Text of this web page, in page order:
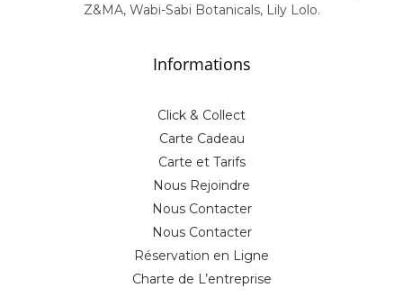
Z&MA, Wabi-Sabi Botanicals, Lily Lolo.
Informations
Click & Collect
Carte Cadeau
Carte et Tarifs
Nous Rejoindre
Nous Contacter
Nous Contacter
Réservation en Ligne
Charte de L’entreprise